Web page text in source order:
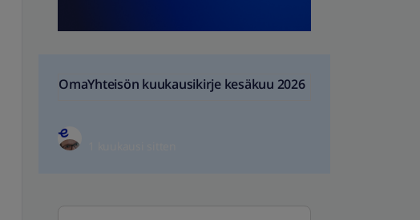
OmaYhteisön kuukausikirje kesäkuu 2026